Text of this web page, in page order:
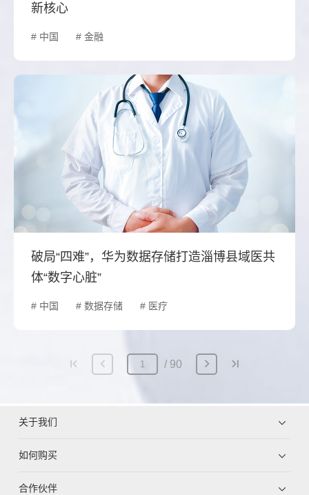
新核心
# 中国 # 金融
破局“四难”，华为数据存储打造淄博县域医共
体“数字心脏”
# 中国 # 数据存储 # 医疗
90
关于我们
如何购买
合作伙伴